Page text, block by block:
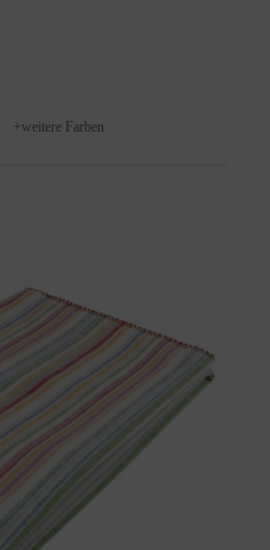
+weitere Farben